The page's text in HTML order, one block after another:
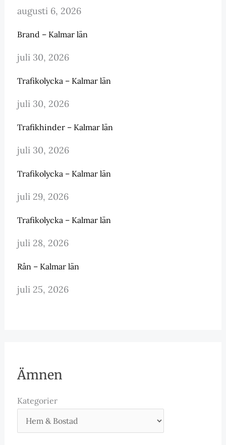
augusti 6, 2026
Brand – Kalmar län
juli 30, 2026
Trafikolycka – Kalmar län
juli 30, 2026
Trafikhinder – Kalmar län
juli 30, 2026
Trafikolycka – Kalmar län
juli 29, 2026
Trafikolycka – Kalmar län
juli 28, 2026
Rån – Kalmar län
juli 25, 2026
Ämnen
Kategorier